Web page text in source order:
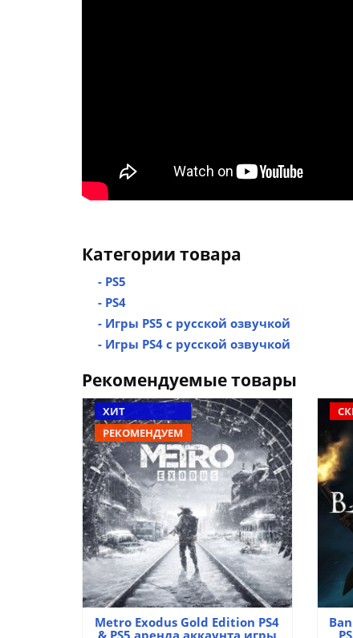
Категории товара
- PS5
- PS4
- Игры PS5 с русской озвучкой
- Игры PS4 с русской озвучкой
Рекомендуемые товары
ХИТ
РЕКОМЕНДУЕМ
Metro Exodus Gold Edition PS4
& PS5 аренда аккаунта игры